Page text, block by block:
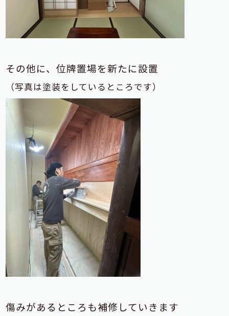
その他に、位牌置場を新たに設置
（写真は塗装をしているところです）
傷みがあるところも補修していきます